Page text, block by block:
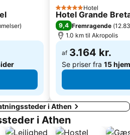
Fetiye Mosque
Hellas Pharm 2013
Municipal Theater of Pireus
)
5 StjernerHotel
Hotel Grande
9,4 Fremragende (
1.0 km til Akropolis
af 3.164 kr.
Se priser fra 15
i Athen
i Athen